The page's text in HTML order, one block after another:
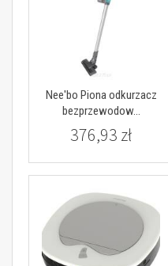
Nee'bo Piona odkurzacz
bezprzewodow...
376,93 zł